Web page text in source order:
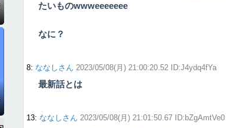
たいものwwweeeeeee
なに？
8: ななしさん 2023/05/08(月) 21:00:20.52 ID:J4ydq4fYa
最新話とは
13: ななしさん 2023/05/08(月) 21:01:50.67 ID:bZgAmtVe0